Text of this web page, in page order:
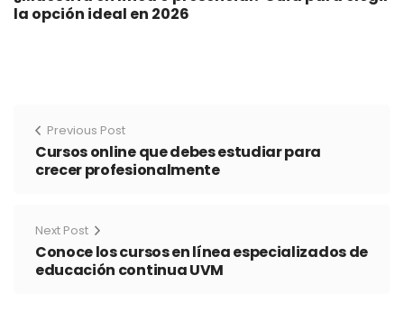
la opción ideal en 2026
Previous Post
Cursos online que debes estudiar para
crecer profesionalmente
Next Post
Conoce los cursos en línea especializados de
educación continua UVM